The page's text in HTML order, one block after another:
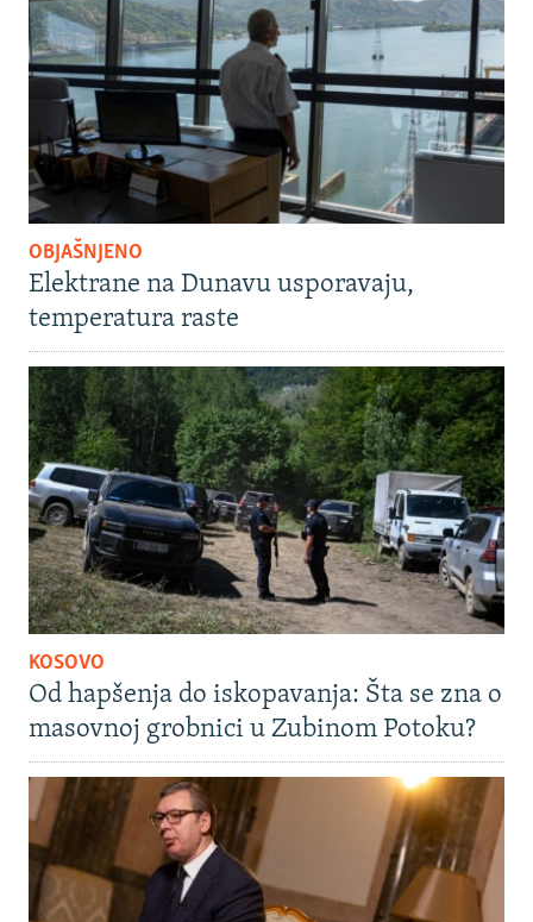
OBJAŠNJENO
Elektrane na Dunavu usporavaju,
temperatura raste
KOSOVO
Od hapšenja do iskopavanja: Šta se zna o
masovnoj grobnici u Zubinom Potoku?